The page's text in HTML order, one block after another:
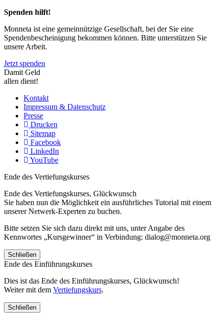
Spenden hilft!
Monneta ist eine gemeinnützige Gesellschaft, bei der Sie eine
Spendenbescheinigung bekommen können. Bitte unterstützen Sie
unsere Arbeit.
Jetzt spenden
Damit Geld
allen dient!
Kontakt
Impressum & Datenschutz
Presse
Drucken
Sitemap
Facebook
LinkedIn
YouTube
Ende des Vertiefungskurses
Ende des Vertiefungskurses, Glückwunsch
Sie haben nun die Möglichkeit ein ausführliches Tutorial mit einem
unserer Netwerk-Experten zu buchen.
Bitte setzen Sie sich dazu direkt mit uns, unter Angabe des
Kennwortes „Kursgewinner“ in Verbindung: dialog@monneta.org
Schließen
Ende des Einführungskurses
Dies ist das Ende des Einführungskurses, Glückwunsch!
Weiter mit dem Vertiefungskurs.
Schließen